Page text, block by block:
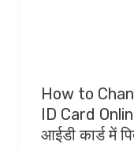
How to
ID Card
आईडी कार्ड में